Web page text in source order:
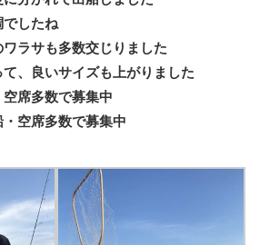
でしたね
ラサも多数交じりました
、良いサイズも上がりました
席多数で募集中
空席多数で募集中